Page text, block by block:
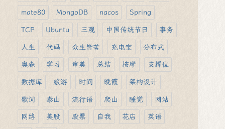
mate80 MongoDB nacos Spring
TCP Ubuntu 三观 中国传统节日 事务
人生 代码 众生皆苦 充电宝 分布式
奥森 学习 审美 总结 按摩 支撑位
数据库 旅游 时间 晚霞 架构设计
歌词 泰山 流行语 爬山 睡觉 网站
网络 美股 股票 自我 花店 英语